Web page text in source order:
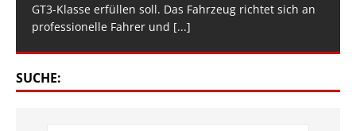
GT3-Klasse erfüllen soll. Das Fahrzeug richtet sich an
professionelle Fahrer und [...]
SUCHE: